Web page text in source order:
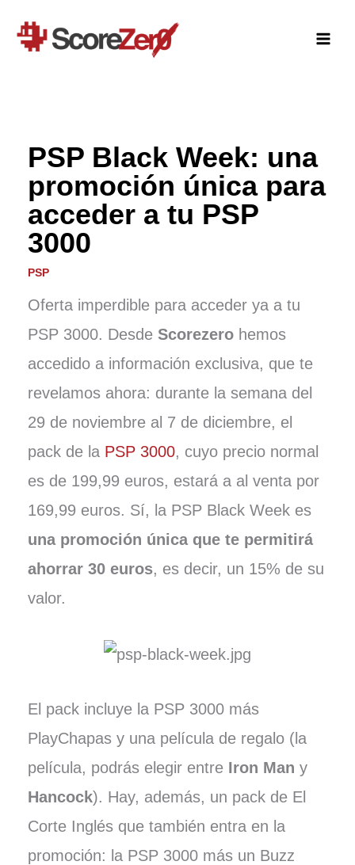
contenido
PSP Black Week: una
promoción única para
acceder a tu PSP
3000
PSP
Oferta imperdible para acceder ya a tu
PSP 3000. Desde Scorezerohemos
accedido a información exclusiva, que te
revelamos ahora: durante la semana del
29 de noviembre al 7 de diciembre, el
pack de la PSP 3000, cuyo precio normal
es de 199,99 euros, estará a al venta por
169,99 euros. Sí, la PSP Black Week es
una promoción única que te permitirá
ahorrar 30 euros, es decir, un 15% de su
valor.
El pack incluye la PSP 3000 más
PlayChapas y una película de regalo (la
película, podrás elegir entre Iron Man y
Hancock). Hay, además, un pack de El
Corte Inglés que también entra en la
promoción: la PSP 3000 más un Buzz